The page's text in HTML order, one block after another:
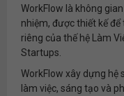
WorkFlow là không
nhiệm, được thiết kế
riêng của thế hệ Làm
Startups.
WorkFlow xây dựng hệ
làm việc, sáng tạo và